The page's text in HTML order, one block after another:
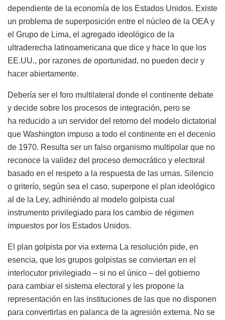
dependiente de la economía de los Estados Unidos. Existe
un problema de superposición entre el núcleo de la OEA y
el Grupo de Lima, el agregado ideológico de la
ultraderecha latinoamericana que dice y hace lo que los
EE.UU., por razones de oportunidad, no pueden decir y
hacer abiertamente.
Debería ser el foro multilateral donde el continente debate
y decide sobre los procesos de integración, pero se
ha reducido a un servidor del retorno del modelo dictatorial
que Washington impuso a todo el continente en el decenio
de 1970. Resulta ser un falso organismo multipolar que no
reconoce la validez del proceso democrático y electoral
basado en el respeto a la respuesta de las urnas. Silencio
o griterío, según sea el caso, superpone el plan ideológico
al de la Ley, adhiriéndo al modelo golpista cual
instrumento privilegiado para los cambio de régimen
impuestos por los Estados Unidos.
El plan golpista por via externa La resolución pide, en
esencia, que los grupos golpistas se conviertan en el
interlocutor privilegiado – si no el único – del gobierno
para cambiar el sistema electoral y les propone la
representación en las instituciones de las que no disponen
para convertirlas en palanca de la agresión externa. No se